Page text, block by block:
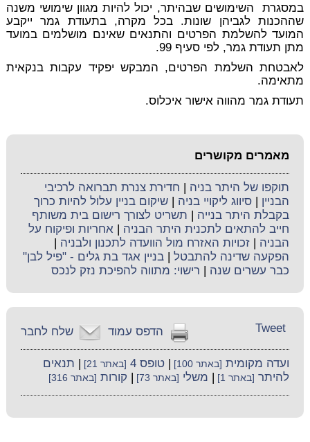
במסגרת השימושים שבהיתר, יכול להיות מגוון שימושי משנה
שההכנות לגביהן שונות. בכל מקרה, בתעודת גמר ייקבע
המועד להשלמת הפרטים והתנאים שאינם מושלמים במועד
מתן תעודת גמר, לפי סעיף 99.
לאבטחת השלמת הפרטים, המבקש יפקיד עקבות בנקאית
מתאימה.
תעודת גמר מהווה אישור איכלוס.
מאמרים מקושרים
תוקפו של היתר בניה
חדירת צנרת תברואה לרכיבי
הבניין |סיווג ליקויי בניה |שיקום בניין עלול להיות כרוך
בקבלת היתר בנייה
תשריט לצורך רישום בית משותף
חייב להתאים לתכנית היתר הבניה |אחריות ופיקוח על
הבניה |זכויות האזרח מול הוועדה לתכנון ולבניה
הפקעה שדינה להתבטל |בניין אגד בת גלים - "פיל לבן"
כבר עשרים שנה
רישוי: מתווה להפיכת נזק לנכס
שלח לחבר הדפס עמוד Tweet
ועדה מקומית [באתר 100] |טופס 4 [באתר 21]
תנאים
להיתר [באתר 1] משלי [באתר 73] קורות [באתר 316]